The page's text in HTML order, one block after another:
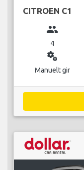
CITROEN C1
group
4
miscellaneous_services
Manuelt gir